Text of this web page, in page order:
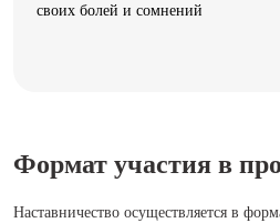
своих болей и сомнений
Формат участия в
Наставничество осуществляется в